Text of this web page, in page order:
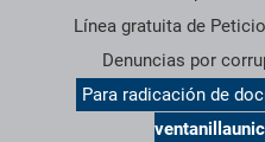
Línea gratuita de
Denuncias por
Para radicación de